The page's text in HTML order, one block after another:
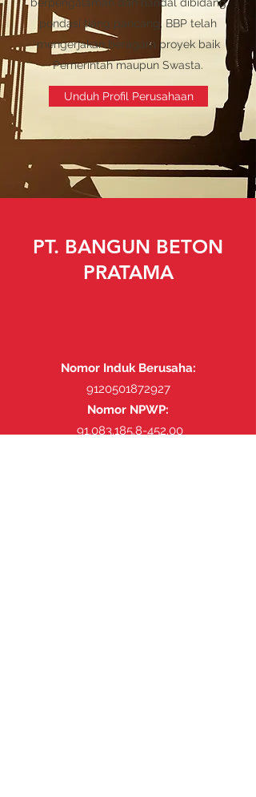
pondasi tiang pancang, BBP telah
mengerjakan beragam proyek baik
Pemerintah maupun Swasta.
Unduh Profil Perusahaan
PT. BANGUN BETON
PRATAMA
Nomor Induk Berusaha:
9120501872927
Nomor NPWP:
91.083.185.8-452.00